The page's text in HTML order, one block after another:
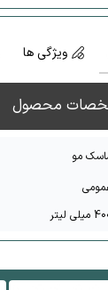
ویژگی ها
محصول
مو
لیتر